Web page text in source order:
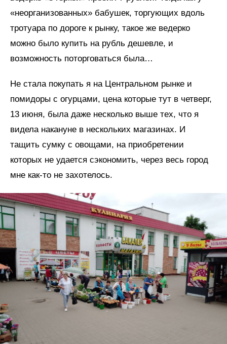
«неорганизованных» бабушек, торгующих вдоль
тротуара по дороге к рынку, такое же ведерко
можно было купить на рубль дешевле, и
возможность поторговаться была…
Не стала покупать я на Центральном рынке и
помидоры с огурцами, цена которые тут в четверг,
13 июня, была даже несколько выше тех, что я
видела накануне в нескольких магазинах. И
тащить сумку с овощами, на приобретении
которых не удается сэкономить, через весь город
мне как-то не захотелось.